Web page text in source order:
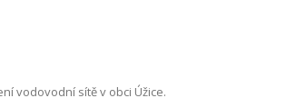
vodovodní sítě v obci Úžice.